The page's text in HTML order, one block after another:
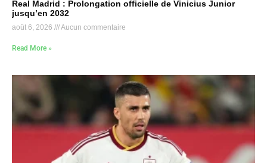
Real Madrid : Prolongation officielle de Vinicius Junior
jusqu’en 2032
août 6, 2026 Aucun commentaire
Read More »